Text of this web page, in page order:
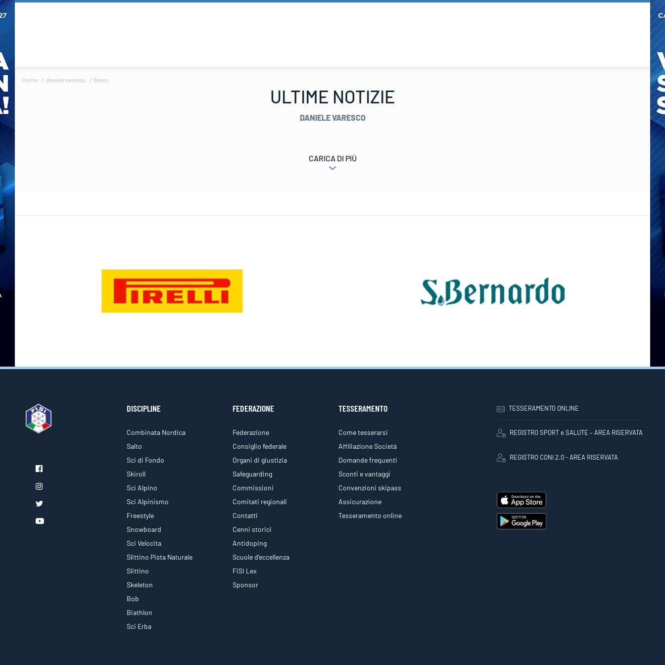
Home daniele varesco News
ULTIME NOTIZIE
DANIELE VARESCO
CARICA DI PIÙ
DISCIPLINE
Combinata Nordica
Salto
Sci di Fondo
Skiroll
Sci Alpino
Sci Alpinismo
Freestyle
Snowboard
Sci Velocita
Slittino Pista Naturale
Slittino
Skeleton
Bob
Biathlon
Sci Erba
FEDERAZIONE
Federazione
Consiglio federale
Organi di giustizia
Safeguarding
Commissioni
Comitati regionali
Contatti
Cenni storici
Antidoping
Scuole d'eccellenza
FISI Lex
Sponsor
TESSERAMENTO
Come tesserarsi
Affiliazione Società
Domande frequenti
Sconti e vantaggi
Convenzioni skipass
Assicurazione
Tesseramento online
TESSERAMENTO ONLINE
REGISTRO SPORT e SALUTE – AREA RISERVATA
REGISTRO CONI 2.0 - AREA RISERVATA